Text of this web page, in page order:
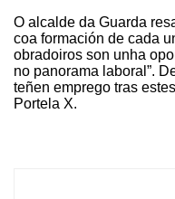
O alcalde da Guarda
coa formación de cada
obradoiros son unha
no panorama laboral”.
teñen emprego tras
Portela X.